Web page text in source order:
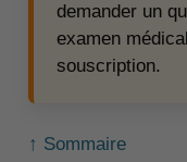
demander un
examen
souscription.
↑ Sommaire